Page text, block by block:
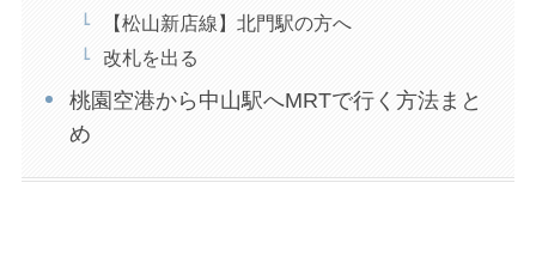
【松山新店線】北門駅の方へ
改札を出る
桃園空港から中山駅へMRTで行く方法まと
め